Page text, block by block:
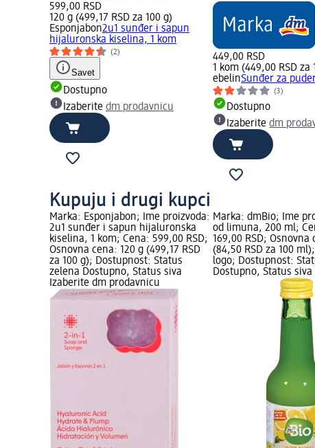
599,00 RSD
120 g (499,17 RSD za 100 g)
Esponjabon2u1 sunđer i sapun
hijaluronska kiselina, 1 kom
(2)
Savet
Dostupno
Izaberite dm prodavnicu
449,00 RSD
1 kom (449,00 RSD za
ebelinSunđer za
(3)
Dostupno
Izaberitedm
Kupuju i drugi kupci
Marka: Esponjabon; Ime proizvoda:
2u1 sunđer i sapun hijaluronska
kiselina, 1 kom; Cena: 599,00 RSD;
Osnovna cena: 120 g (499,17 RSD
za 100 g); Dostupnost: Status
zelena Dostupno, Status siva
Izaberite dm prodavnicu
Marka: dmBio; Ime
od limuna, 200 ml;
169,00 RSD; Osnovna
(84,50 RSD za 100
logo; Dostupnost:
Dostupno, Status